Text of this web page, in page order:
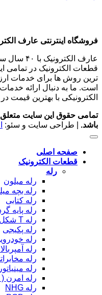
فروشگاه اینترنتی عارف
عارف
قطعات الکترونیک در تمامی
ترین روش ها برای خدمات
است. ما به دنبال ارائه
الکترونیکی با بهترین قیمت
تمامی حقوق این سایت
باشد. | طراحی سایت و سئو:
صفحه اصلی
قطعات الکترونیک
رله
رله میلون
رله بچه
رله کتابی
رله پایه
رله T شکل
رله پکیجی
رله
رله
رله
رله
رله امرن ( OMRON )
رله NHG